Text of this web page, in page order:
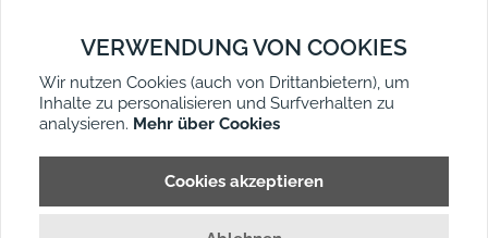
Kontakt
Retouren
Widerruf
Seitenübersicht
VERWENDUNG VON COOKIES
Wir nutzen Cookies (auch von Drittanbietern), um
Inhalte zu personalisieren und Surfverhalten zu
analysieren. Mehr über Cookies
Cookies akzeptieren